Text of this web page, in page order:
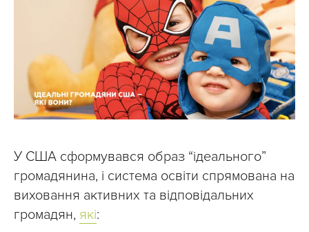
У США сформувався образ “ідеального”
громадянина, і система освіти спрямована на
виховання активних та відповідальних
громадян, які: